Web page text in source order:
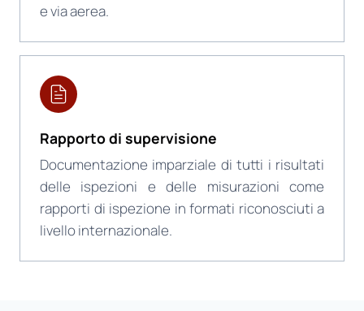
e via aerea.
Rapporto di supervisione
Documentazione imparziale di tutti i risultati
delle ispezioni e delle misurazioni come
rapporti di ispezione in formati riconosciuti a
livello internazionale.